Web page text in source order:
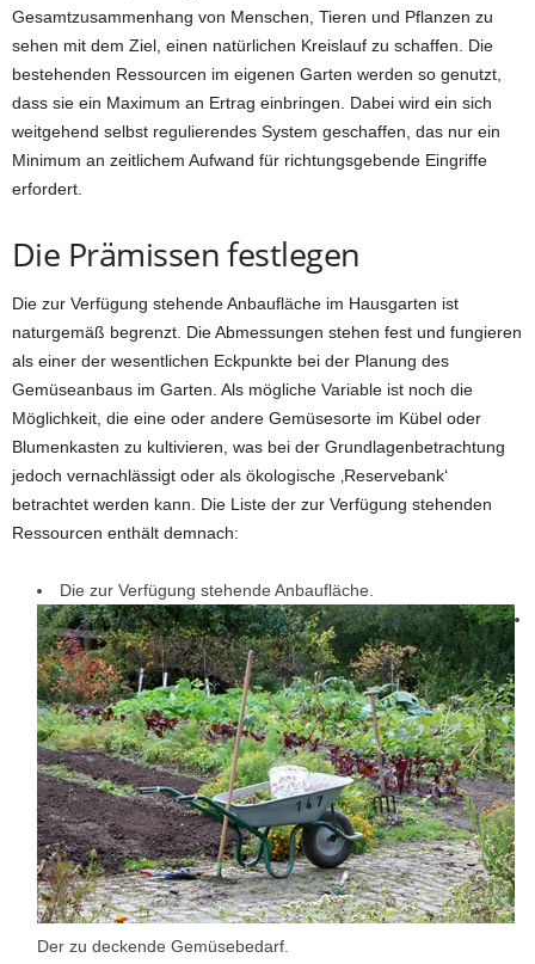
Gesamtzusammenhang von Menschen, Tieren und Pflanzen zu
sehen mit dem Ziel, einen natürlichen Kreislauf zu schaffen. Die
bestehenden Ressourcen im eigenen Garten werden so genutzt,
dass sie ein Maximum an Ertrag einbringen. Dabei wird ein sich
weitgehend selbst regulierendes System geschaffen, das nur ein
Minimum an zeitlichem Aufwand für richtungsgebende Eingriffe
erfordert.
Die Prämissen festlegen
Die zur Verfügung stehende Anbaufläche im Hausgarten ist
naturgemäß begrenzt. Die Abmessungen stehen fest und fungieren
als einer der wesentlichen Eckpunkte bei der Planung des
Gemüseanbaus im Garten. Als mögliche Variable ist noch die
Möglichkeit, die eine oder andere Gemüsesorte im Kübel oder
Blumenkasten zu kultivieren, was bei der Grundlagenbetrachtung
jedoch vernachlässigt oder als ökologische ‚Reservebank‘
betrachtet werden kann. Die Liste der zur Verfügung stehenden
Ressourcen enthält demnach:
Die zur Verfügung stehende Anbaufläche.
Der zu deckende Gemüsebedarf.